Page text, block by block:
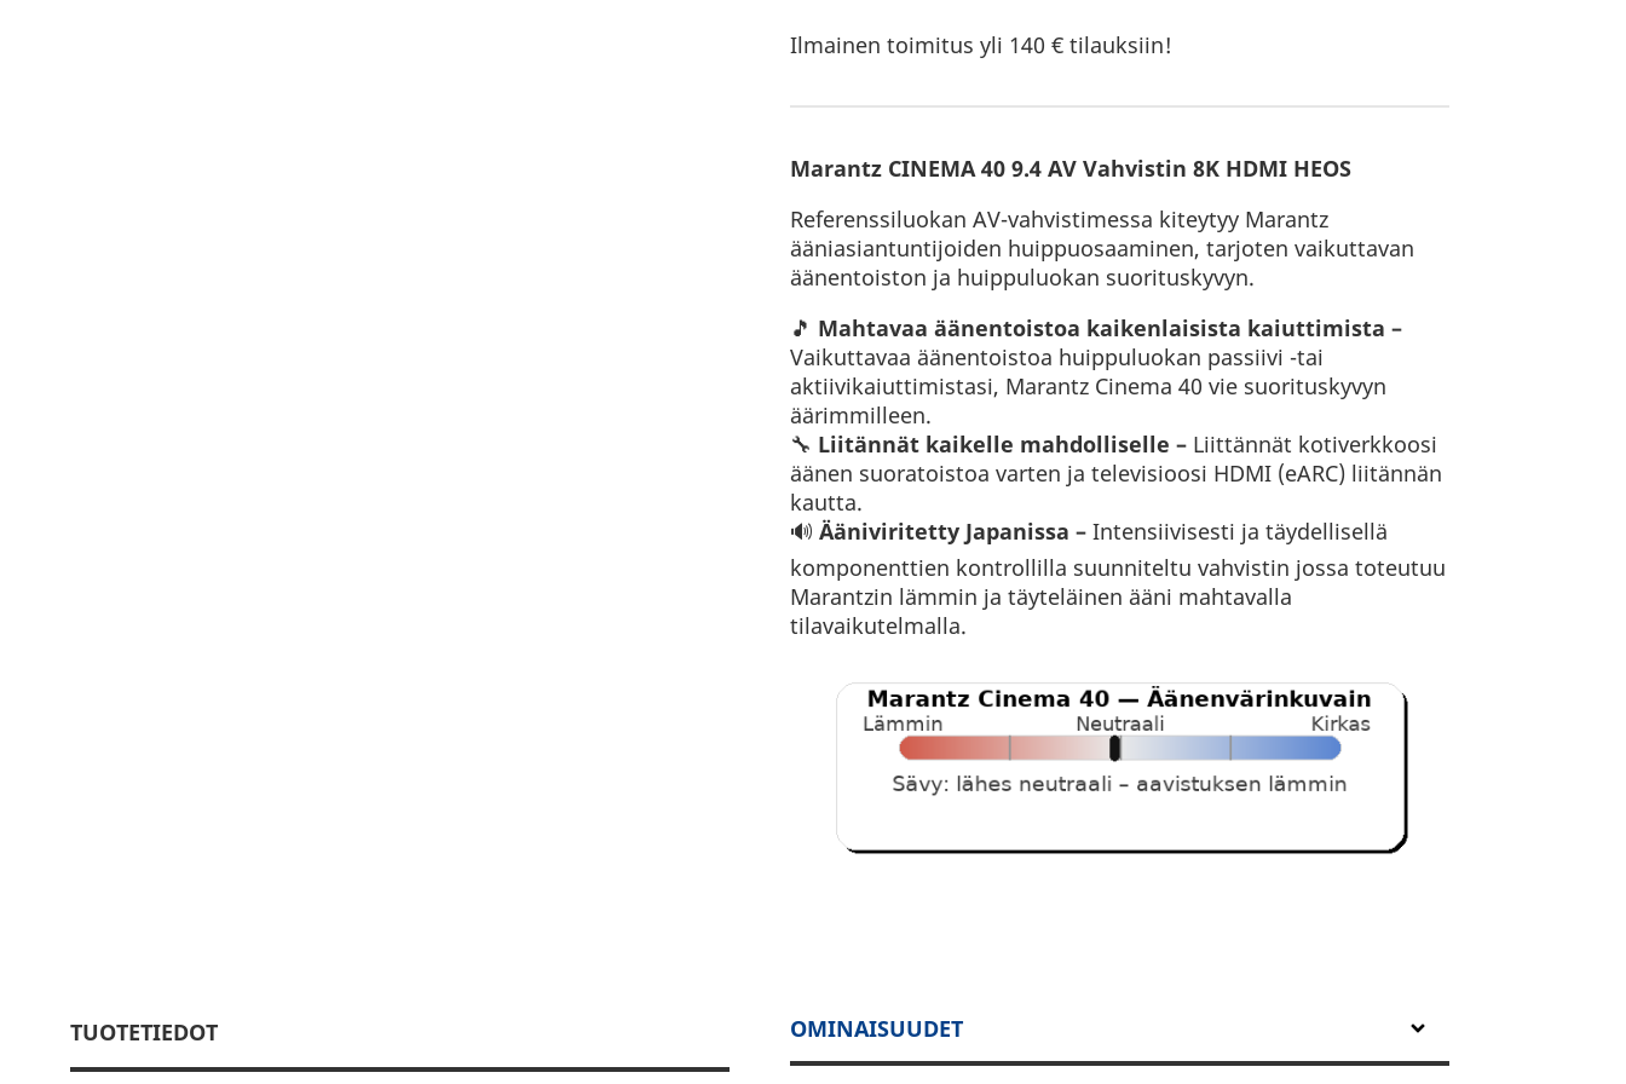
Ilmainen toimitus yli 140 € tilauksiin!
Marantz CINEMA 40 9.4 AV Vahvistin 8K HDMI HEOS
Referenssiluokan AV-vahvistimessa kiteytyy Marantz
ääniasiantuntijoiden huippuosaaminen, tarjoten vaikuttavan
äänentoiston ja huippuluokan suorituskyvyn.
🎵 Mahtavaa äänentoistoa kaikenlaisista kaiuttimista –
Vaikuttavaa äänentoistoa huippuluokan passiivi -tai
aktiivikaiuttimistasi, Marantz Cinema 40 vie suorituskyvyn
äärimmilleen.
🔧 Liitännät kaikelle mahdolliselle –Liittännät kotiverkkoosi
äänen suoratoistoa varten ja televisioosi HDMI (eARC) liitännän
kautta.
🔊 Ääniviritetty Japanissa –Intensiivisesti ja täydellisellä
komponenttien kontrollilla suunniteltu vahvistin jossa toteutuu
Marantzin lämmin ja täyteläinen ääni mahtavalla
tilavaikutelmalla.
TUOTETIEDOT OMINAISUUDET